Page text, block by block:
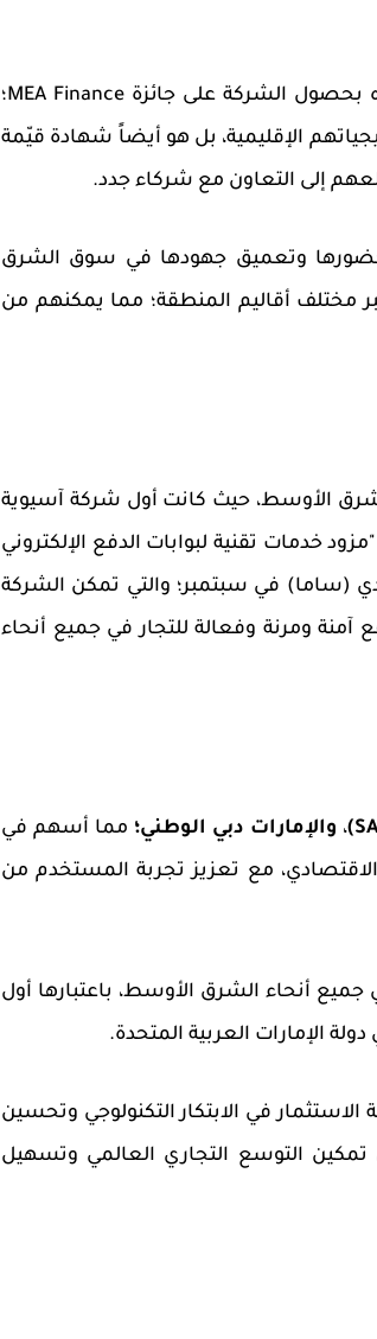
بحصول الشركة على جائزة MEA Finance؛
الإقليمية، بل هو أيضاً شهادة قيّمة
إلى التعاون مع شركاء جدد.
وتعميق جهودها في سوق الشرق
مختلف أقاليم المنطقة؛ مما يمكنهم من
الأوسط، حيث كانت أول شركة آسيوية
خدمات تقنية لبوابات الدفع الإلكتروني
(ساما) في سبتمبر؛ والتي تمكن الشركة
ومرنة وفعالة للتجار في جميع أنحاء
)، والإمارات دبي الوطني؛ مما أسهم في
الاقتصادي، مع تعزيز تجربة المستخدم من
أنحاء الشرق الأوسط، باعتبارها أول
دولة الإمارات العربية المتحدة.
في الابتكار التكنولوجي وتحسين
تمكين التوسع التجاري العالمي وتسهيل